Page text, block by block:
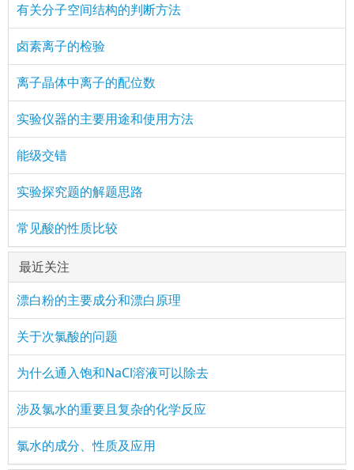
有关分子空间结构的判断方法
卤素离子的检验
离子晶体中离子的配位数
实验仪器的主要用途和使用方法
能级交错
实验探究题的解题思路
常见酸的性质比较
最近关注
漂白粉的主要成分和漂白原理
关于次氯酸的问题
为什么通入饱和NaCl溶液可以除去
涉及氯水的重要且复杂的化学反应
氯水的成分、性质及应用